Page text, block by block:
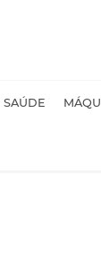
SAÚDE